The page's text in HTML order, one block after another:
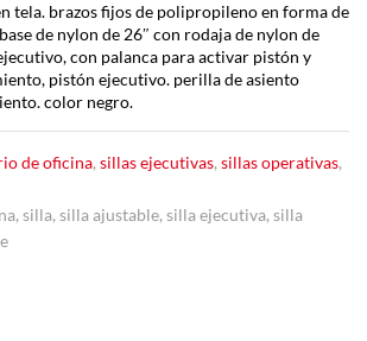
tela. brazos fijos de polipropileno en forma de
de nylon de 26″ con rodaja de nylon de
con palanca para activar pistón y
pistón ejecutivo. perilla de asiento
color negro.
de oficina, sillas ejecutivas, sillas operativas,
, silla, silla ajustable, silla ejecutiva, silla